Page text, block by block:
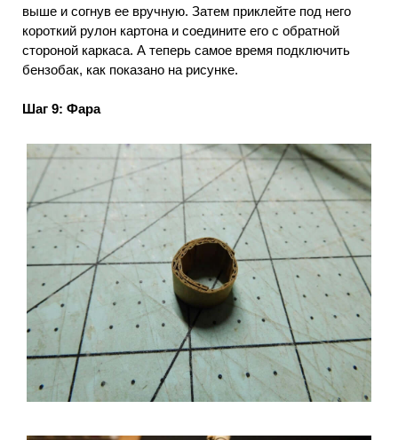
выше и согнув ее вручную. Затем приклейте под него
короткий рулон картона и соедините его с обратной
стороной каркаса. А теперь самое время подключить
бензобак, как показано на рисунке.
Шаг 9: Фара